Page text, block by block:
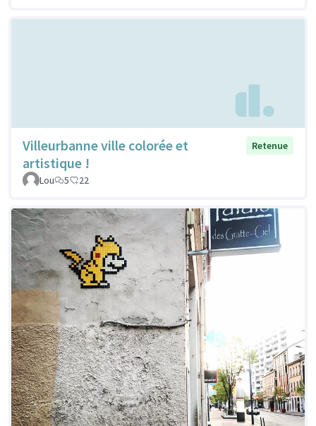
Villeurbanne ville colorée et
artistique !
Retenue
Lou 5 22